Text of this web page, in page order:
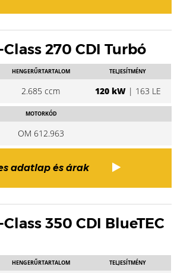
270 CDI Turbó
HENGERŰRTARTALOM
2.685 ccm
TELJESÍTMÉNY
120 kW| 163 LE
MOTORKÓD
OM 612.963
adatlap és árak
350 CDI BlueTEC
HENGERŰRTARTALOM TELJESÍTMÉNY